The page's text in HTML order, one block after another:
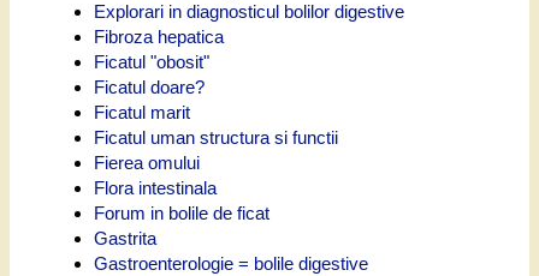
Explorari in diagnosticul bolilor digestive
Fibroza hepatica
Ficatul "obosit"
Ficatul doare?
Ficatul marit
Ficatul uman structura si functii
Fierea omului
Flora intestinala
Forum in bolile de ficat
Gastrita
Gastroenterologie = bolile digestive